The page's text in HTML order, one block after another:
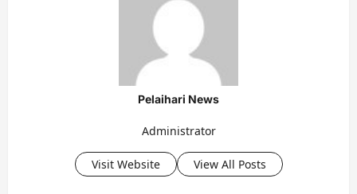
Pelaihari News
Administrator
Visit Website View All Posts